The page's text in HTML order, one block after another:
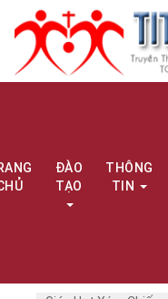
ĐÀO
TẠO
THÔNG
TIN